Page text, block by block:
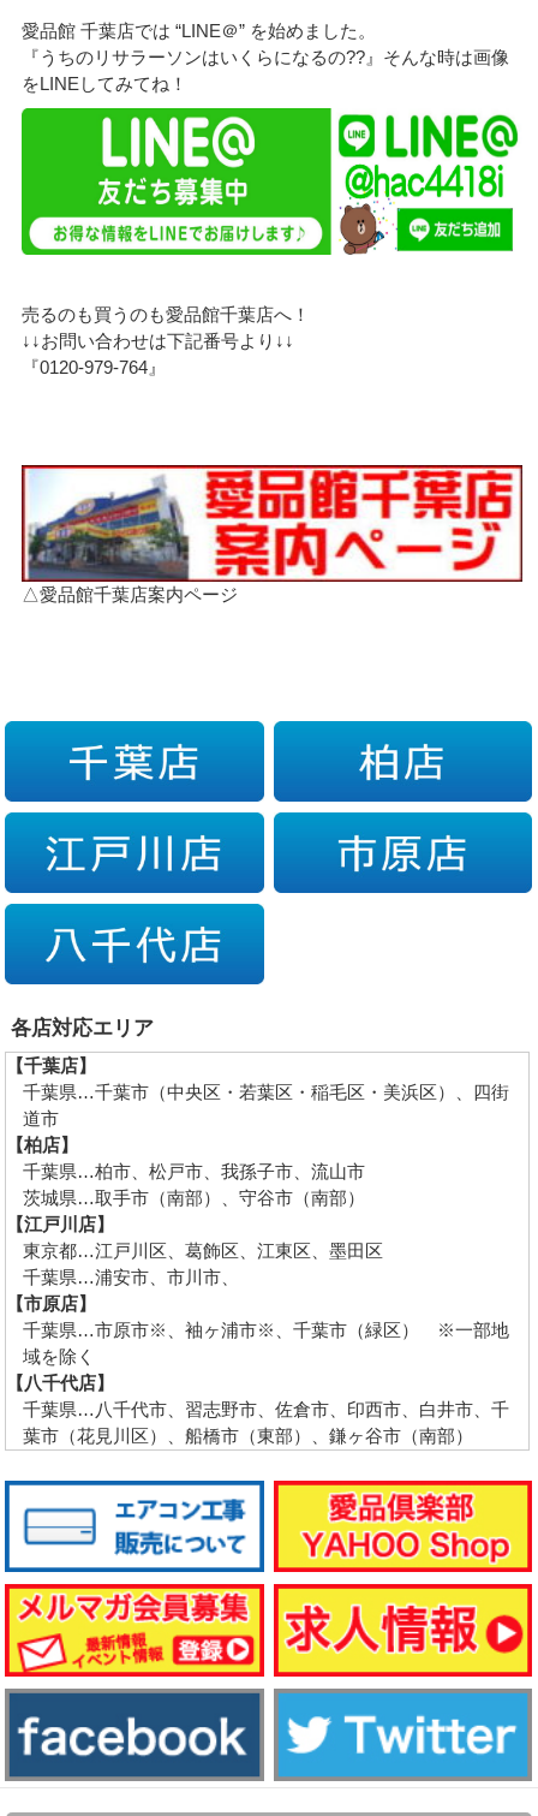
愛品館 千葉店では “LINE＠” を始めました。
『うちのリサラーソンはいくらになるの??』そんな時は画像
をLINEしてみてね！
売るのも買うのも愛品館千葉店へ！
↓↓お問い合わせは下記番号より↓↓
『0120-979-764』
△愛品館千葉店案内ページ
各店対応エリア
【千葉店】
千葉県…千葉市（中央区・若葉区・稲毛区・美浜区）、四街
道市
【柏店】
千葉県…柏市、松戸市、我孫子市、流山市
茨城県…取手市（南部）、守谷市（南部）
【江戸川店】
東京都…江戸川区、葛飾区、江東区、墨田区
千葉県…浦安市、市川市、
【市原店】
千葉県…市原市※、袖ヶ浦市※、千葉市（緑区） ※一部地
域を除く
【八千代店】
千葉県…八千代市、習志野市、佐倉市、印西市、白井市、千
葉市（花見川区）、船橋市（東部）、鎌ヶ谷市（南部）